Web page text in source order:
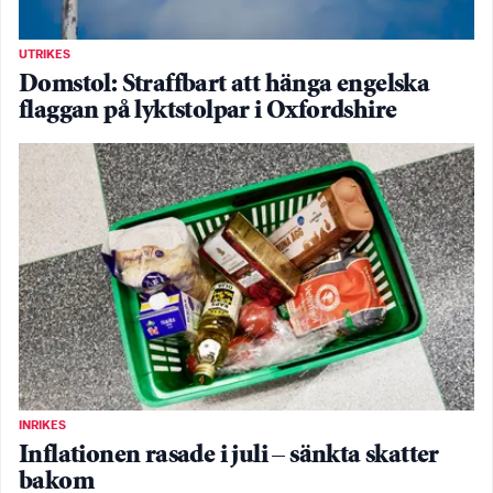
UTRIKES
Domstol: Straffbart att hänga engelska
flaggan på lyktstolpar i Oxfordshire
INRIKES
Inflationen rasade i juli – sänkta skatter
bakom